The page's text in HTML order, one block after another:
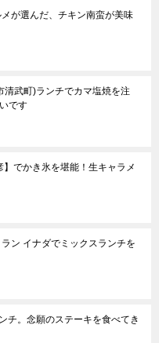
が選んだ、チキン南蛮が美味
清武町)ランチでカマ塩焼を注
です
でかき氷を堪能！生キャラメ
ン イナダでミックスランチを
チ。念願のステーキを食べてき